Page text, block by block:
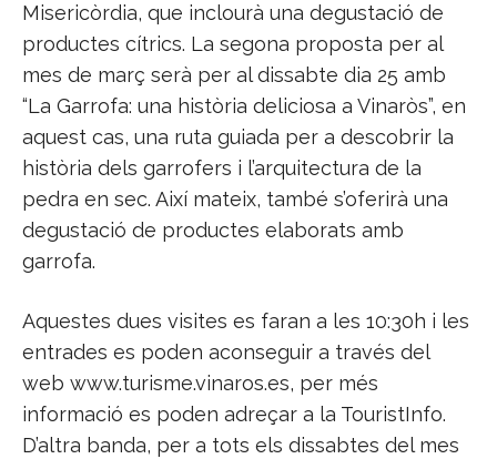
Misericòrdia, que inclourà una degustació de
productes cítrics. La segona proposta per al
mes de març serà per al dissabte dia 25 amb
“La Garrofa: una història deliciosa a Vinaròs”, en
aquest cas, una ruta guiada per a descobrir la
història dels garrofers i l’arquitectura de la
pedra en sec. Així mateix, també s’oferirà una
degustació de productes elaborats amb
garrofa.
Aquestes dues visites es faran a les 10:30h i les
entrades es poden aconseguir a través del
web www.turisme.vinaros.es, per més
informació es poden adreçar a la TouristInfo.
D’altra banda, per a tots els dissabtes del mes